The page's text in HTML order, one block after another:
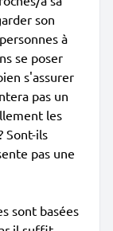
son
à
se poser
s'assurer
pas un
les
Sont-ils
pas une
sont basées